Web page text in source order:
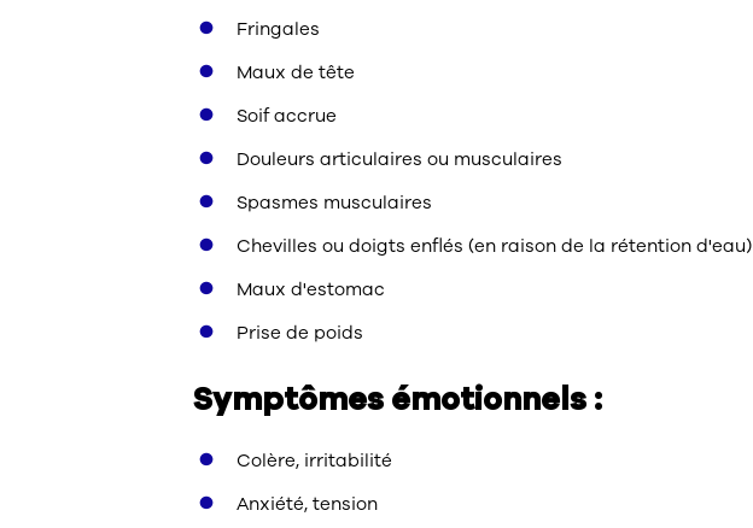
Fringales
Maux de tête
Soif accrue
Douleurs articulaires ou musculaires
Spasmes musculaires
Chevilles ou doigts enflés (en raison de la rétention d'eau)
Maux d'estomac
Prise de poids
Symptômes émotionnels :
Colère, irritabilité
Anxiété, tension